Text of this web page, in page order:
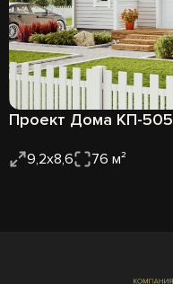
Проект Дома КП-505
9,2х8,6 76 м²